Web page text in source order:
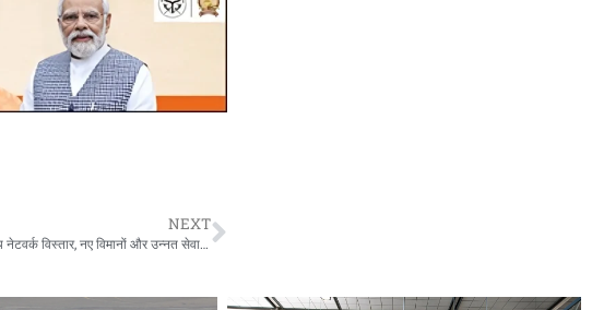
NEXT
air india international flights : एयर इंडिया का अंतरराष्ट्रीय नेटवर्क विस्तार, नए विमानों और उन्नत सेवाओं के साथ बढ़ेगी कनेक्टिविटी